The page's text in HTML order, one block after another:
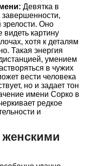
Девятка в
завершенности,
зрелости. Оно
картину
хотя к деталям
Такая энергия
умением
в чужих
вести человека
но и задает тон
имени Сорко в
редкое
и